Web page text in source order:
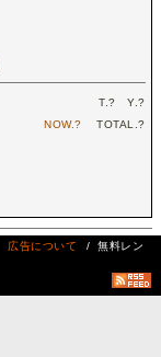
T.? Y.?
NOW.? TOTAL.?
広告について
/ 無料レン